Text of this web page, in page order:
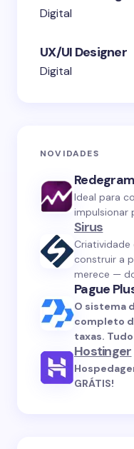
Digital
UX/UI Designer
Digital
NOVIDADES
Redegram
Ideal para
impulsionar
Sirus
Criatividade
construir a
merece —
Pague
O sistema
completo
taxas.
Hostinger
GRÁTIS!